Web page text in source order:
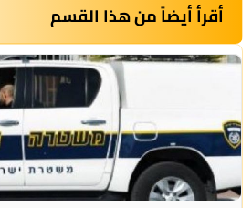
أقرأ أيضاً من هذا القسم